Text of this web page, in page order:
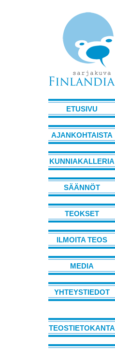
ETUSIVU
AJANKOHTAISTA
KUNNIAKALLERIA
SÄÄNNÖT
TEOKSET
ILMOITA TEOS
MEDIA
YHTEYSTIEDOT
TEOSTIETOKANTA